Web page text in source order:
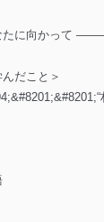
たに向かって
だこと＞